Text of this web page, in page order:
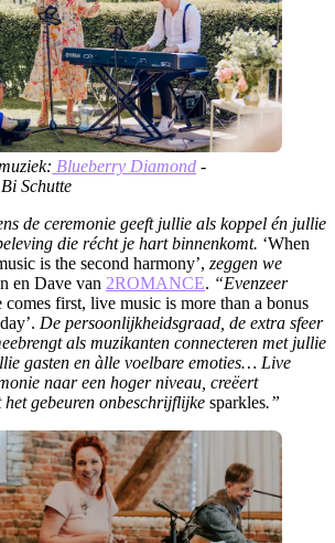
Blueberry Diamond -
Schutte
de ceremonie geeft jullie als koppel én jullie
die récht je hart binnenkomt. ‘When
is the second harmony’, zeggen we
en Dave van 2ROMANCE. “Evenzeer
comes first, live music is more than a bonus
De persoonlijkheidsgraad, de extra sfeer
als muzikanten connecteren met jullie
gasten en àlle voelbare emoties… Live
naar een hoger niveau, creëert
het gebeuren onbeschrijflijke sparkles.”